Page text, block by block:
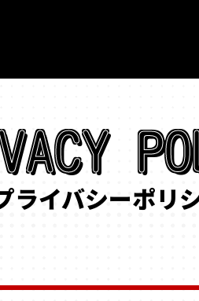
バシーポ